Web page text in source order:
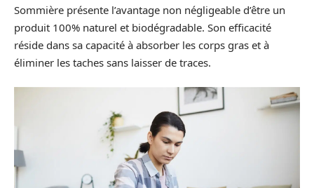
Sommière présente l’avantage non négligeable d’être un
produit 100% naturel et biodégradable. Son efficacité
réside dans sa capacité à absorber les corps gras et à
éliminer les taches sans laisser de traces.